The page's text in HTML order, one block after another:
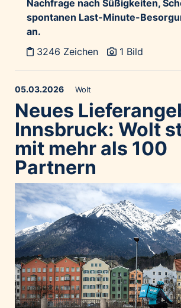
Nachfrage nach Süßigkeiten,
spontanen Last-Minute-
an.
3246 Zeichen
1 Bild
05.03.2026 Wolt
Neues
Innsbruck: Wolt
mit mehr als 100
Partnern